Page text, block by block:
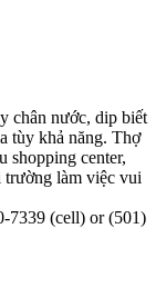
chân nước, dip biết
tùy khả năng. Thợ
shopping center,
trường làm việc vui
7339 (cell) or (501)